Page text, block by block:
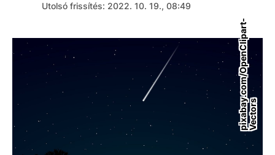
Utolsó frissítés: 2022. 10. 19., 08:49
p
i
x
a
b
ay
.
c
o
m
/
O
p
e
n
C
l
i
p
a
r
t
-
V
e
c
t
o
rs